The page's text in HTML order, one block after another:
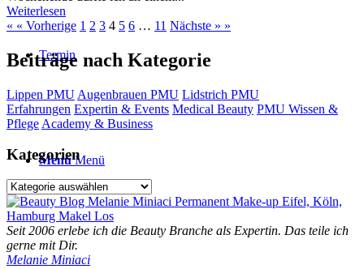
Termin
Menü Menü
Weiterlesen
« « Vorherige 1 2 3 4 5 6 … 11 Nächste » »
Beiträge nach Kategorie
Lippen PMU Augenbrauen PMU Lidstrich PMU
Erfahrungen Expertin & Events Medical Beauty PMU Wissen &
Pflege Academy & Business
Kategorien
Kategorien
Seit 2006 erlebe ich die Beauty Branche als Expertin. Das teile ich
gerne mit Dir.
Melanie Miniaci